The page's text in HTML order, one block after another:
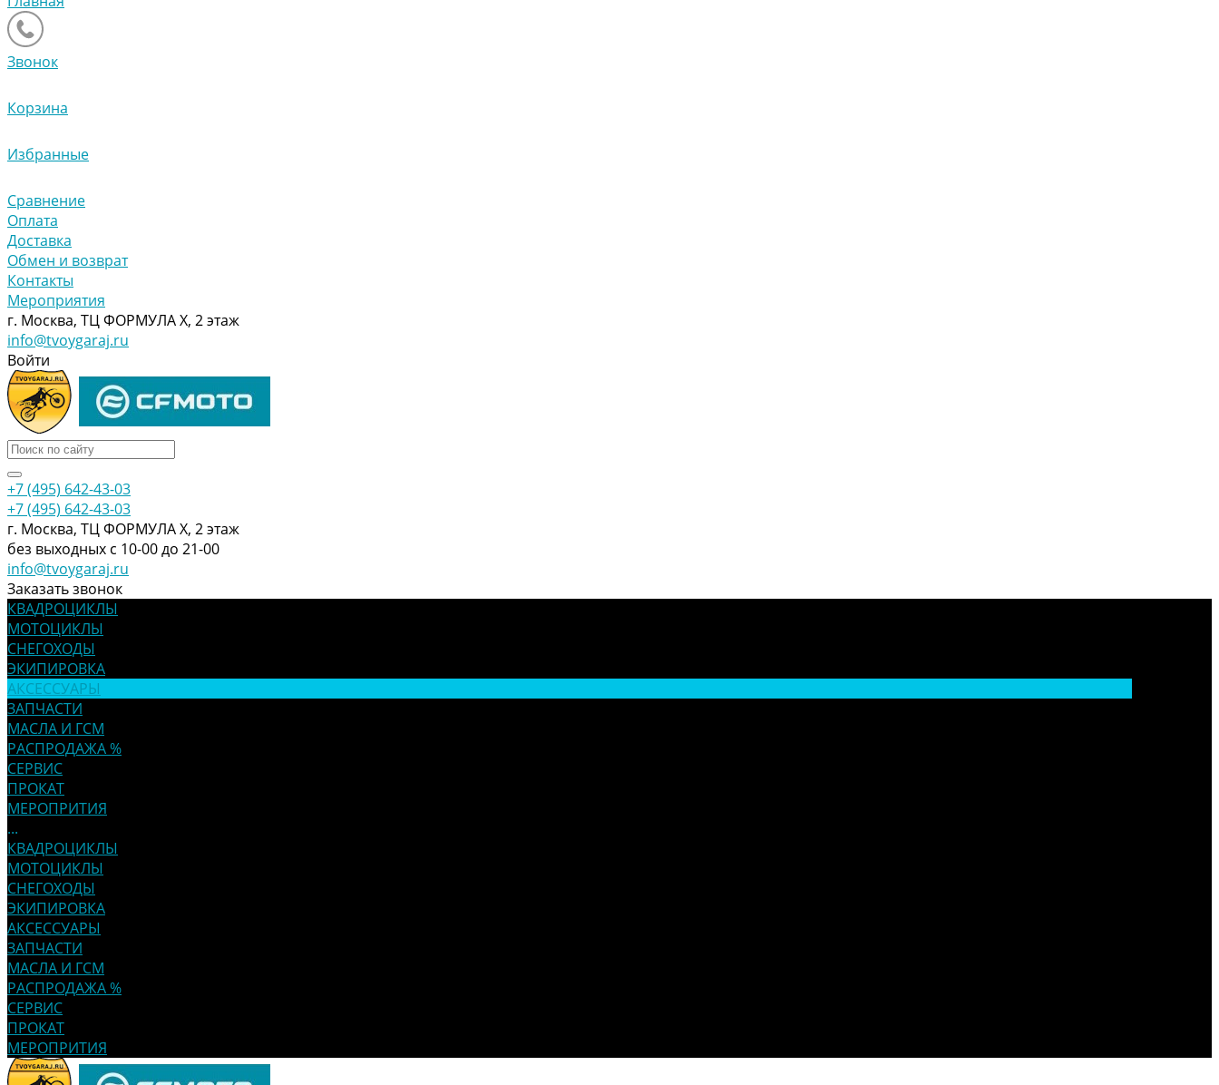
Звонок
Корзина
Избранные
Сравнение
Оплата
Доставка
Обмен и возврат
Контакты
Мероприятия
г. Москва, ТЦ ФОРМУЛА Х, 2 этаж
info@tvoygaraj.ru
Войти
+7 (495) 642-43-03
+7 (495) 642-43-03
г. Москва, ТЦ ФОРМУЛА Х, 2 этаж
без выходных с 10-00 до 21-00
info@tvoygaraj.ru
Заказать звонок
КВАДРОЦИКЛЫ
МОТОЦИКЛЫ
СНЕГОХОДЫ
ЭКИПИРОВКА
АКСЕССУАРЫ
ЗАПЧАСТИ
МАСЛА И ГСМ
РАСПРОДАЖА %
СЕРВИС
ПРОКАТ
МЕРОПРИТИЯ
...
КВАДРОЦИКЛЫ
МОТОЦИКЛЫ
СНЕГОХОДЫ
ЭКИПИРОВКА
АКСЕССУАРЫ
ЗАПЧАСТИ
МАСЛА И ГСМ
РАСПРОДАЖА %
СЕРВИС
ПРОКАТ
МЕРОПРИТИЯ